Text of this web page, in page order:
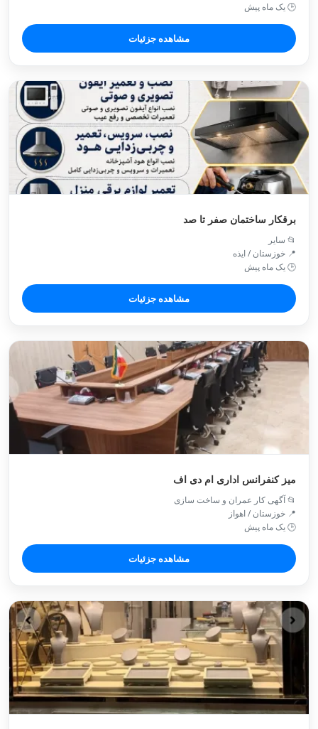
🕒 یک ماه پیش
مشاهده جزئیات
برقکار ساختمان صفر تا صد
📂 سایر
📍 خوزستان / ايذه
🕒 یک ماه پیش
مشاهده جزئیات
میز کنفرانس اداری ام دی اف
📂 آگهی کار عمران و ساخت سازی
📍 خوزستان / اهواز
🕒 یک ماه پیش
مشاهده جزئیات